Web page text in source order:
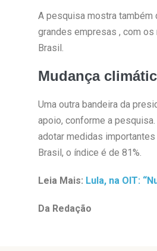
A pesquisa mostra também
grandes empresas , com
Brasil.
Mudança
Uma outra bandeira da
apoio, conforme a
adotar medidas
Brasil, o índice é de 81%.
Leia Mais: Lula, na OIT:
Da Redação